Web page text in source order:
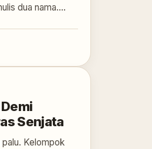
dua nama.…
Senjata
Kelompok